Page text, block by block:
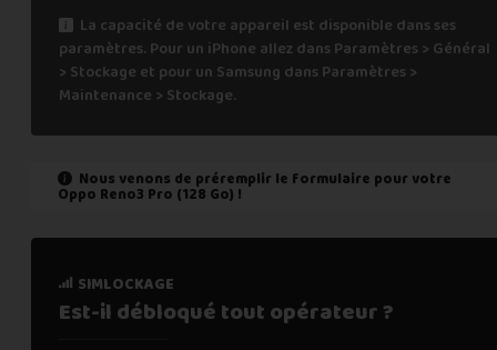
La capacité de votre appareil est disponible dans ses
paramètres. Pour un iPhone allez dans Paramètres > Général
> Stockage et pour un Samsung dans Paramètres >
Maintenance > Stockage.
Nous venons de préremplir le formulaire pour votre
Oppo Reno3 Pro (128 Go) !
simlockage
Est-il débloqué toutopérateur ?
état de marche
Est-il fonctionnel ?